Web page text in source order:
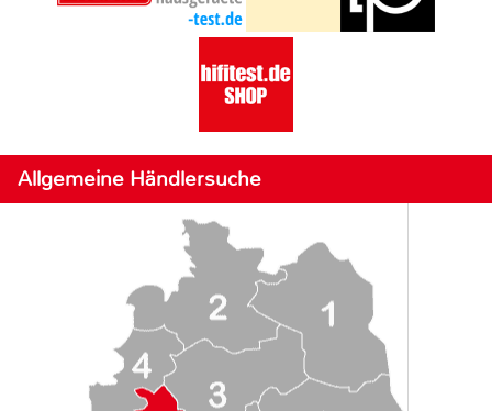
Allgemeine Händlersuche